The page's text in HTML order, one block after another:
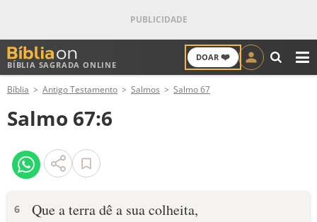
BÍBLIA SAGRADA ONLINE
DOAR ❤️
ANTIGO TESTAMENTO
NOVO TESTAMENTO
VERSÍCULOS
Bíblia Antigo Testamento Salmos Salmo 67
Salmo 67:6
6
Que a terra dê a sua colheita,